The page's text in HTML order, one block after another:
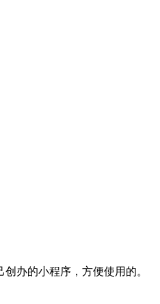
办的小程序，方便使用的。